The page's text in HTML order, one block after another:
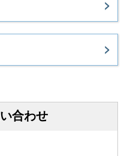
合わせ